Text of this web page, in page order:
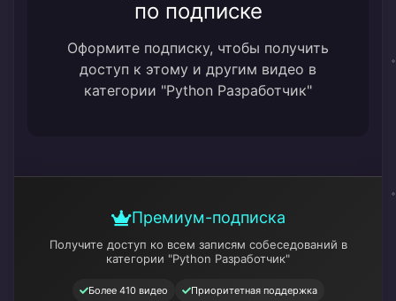
по подписке
Оформите подписку, чтобы получить
доступ к этому и другим видео в
категории "Python Разработчик"
Премиум-подписка
Получите доступ ко всем записям собеседований в
категории "Python Разработчик"
Более 410 видео Приоритетная поддержка